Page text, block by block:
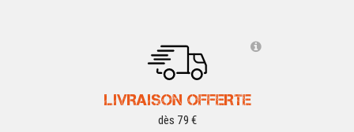
LIVRAISON OFFERTE
dès 79 €